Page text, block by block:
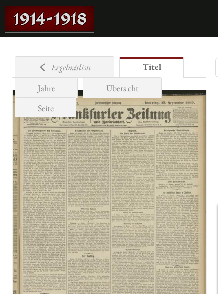
Ergebnisliste
Titel
Jahre
Übersicht
Seite